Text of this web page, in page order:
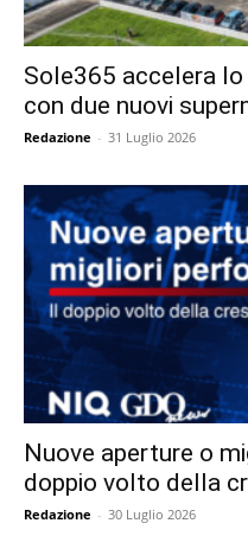
Sole365 accelera lo
con due nuovi
Redazione - 31 Luglio 2026
Nuove aperture o
doppio volto della
Redazione - 30 Luglio 2026